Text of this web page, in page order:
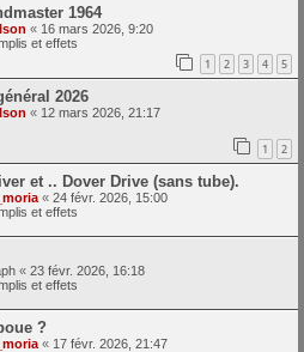
1964
« 16 mars 2026, 9:20
et effets
1 2 3 4 5
2026
« 12 mars 2026, 21:17
1 2
et .. Dover Drive (sans tube).
« 24 févr. 2026, 15:00
et effets
« 23 févr. 2026, 16:18
et effets
?
« 17 févr. 2026, 21:47